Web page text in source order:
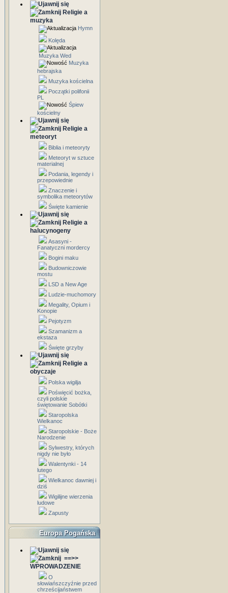
Religie a
muzyka
Hymn
Kolęda
Muzyka Wed
Muzyka
hebrajska
Muzyka kościelna
Początki polifonii
PL
Śpiew
kościelny
Religie a
meteoryt
Biblia i meteoryty
Meteoryt w sztuce
materialnej
Podania, legendy i
przepowiednie
Znaczenie i
symbolika meteorytów
Święte kamienie
Religie a
halucynogeny
Asasyni -
Fanatyczni mordercy
Bogini maku
Budowniczowie
mostu
LSD a New Age
Ludzie-muchomory
Megality, Opium i
Konopie
Pejotyzm
Szamanizm a
ekstaza
Święte grzyby
Religie a
obyczaje
Polska wigilja
Poświęcić bożka,
czyli polskie
świętowanie Sobótki
Staropolska
Wielkanoc
Staropolskie - Boże
Narodzenie
Sylwestry, których
nigdy nie było
Walentynki - 14
lutego
Wielkanoc dawniej i
dziś
Wigilijne wierzenia
ludowe
Zapusty
Europa Pogańska
==>>
WPROWADZENIE
O
słowiańszczyźnie przed
chrześcijaństwem